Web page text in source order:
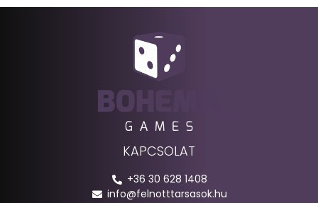
KAPCSOLAT
+36 30 628 1408
info@felnotttarsasok.hu